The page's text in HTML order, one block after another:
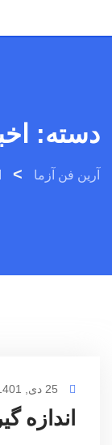
دسته:
آرین فن آزما >
اندازه